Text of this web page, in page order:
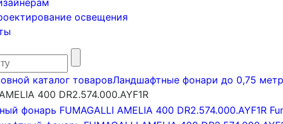
освещения
каталог товаровЛандшафтные фонари до 0,75
400 DR2.574.000.AYF1R